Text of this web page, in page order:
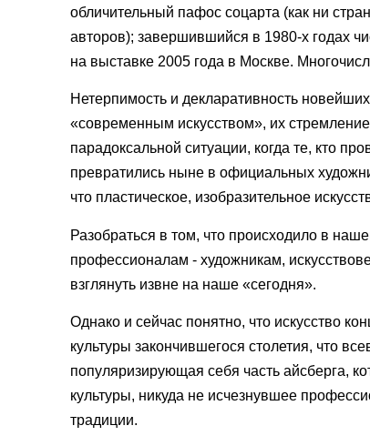
обличительный пафос соцарта (как ни
авторов); завершившийся в 1980-х годах
на выставке 2005 года в Москве.
Нетерпимость и декларативность
«современным искусством», их
парадоксальной ситуации, когда те, кто
превратились ныне в официальных
что пластическое, изобразительное
Разобраться в том, что происходило в
профессионалам - художникам,
взглянуть извне на наше «сегодня».
Однако и сейчас понятно, что искусство
культуры закончившегося столетия, что
популяризирующая себя часть айсберга,
культуры, никуда не исчезнувшее
традиции.